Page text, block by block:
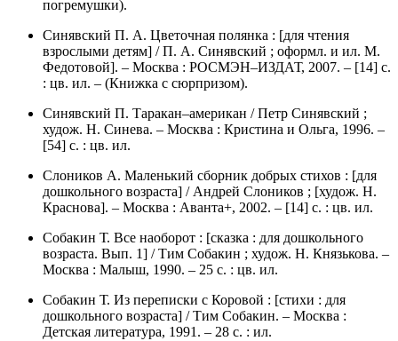
погремушки).
Синявский П. А. Цветочная полянка : [для чтения
взрослыми детям] / П. А. Синявский ; оформл. и ил. М.
Федотовой]. – Москва : РОСМЭН–ИЗДАТ, 2007. – [14] с.
: цв. ил. – (Книжка с сюрпризом).
Синявский П. Таракан–американ / Петр Синявский ;
худож. Н. Синева. – Москва : Кристина и Ольга, 1996. –
[54] с. : цв. ил.
Слоников А. Маленький сборник добрых стихов : [для
дошкольного возраста] / Андрей Слоников ; [худож. Н.
Краснова]. – Москва : Аванта+, 2002. – [14] с. : цв. ил.
Собакин Т. Все наоборот : [сказка : для дошкольного
возраста. Вып. 1] / Тим Собакин ; худож. Н. Князькова. –
Москва : Малыш, 1990. – 25 с. : цв. ил.
Собакин Т. Из переписки с Коровой : [стихи : для
дошкольного возраста] / Тим Собакин. – Москва :
Детская литература, 1991. – 28 с. : ил.